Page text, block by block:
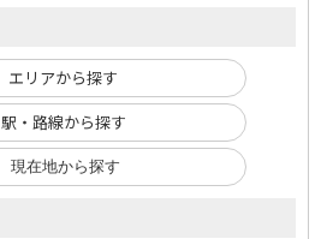
エリアから探す
駅・路線から探す
現在地から探す